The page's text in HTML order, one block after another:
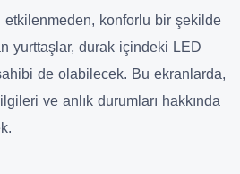
etkilenmeden, konforlu bir şekilde
yurttaşlar, durak içindeki LED
de olabilecek. Bu ekranlarda,
ve anlık durumları hakkında